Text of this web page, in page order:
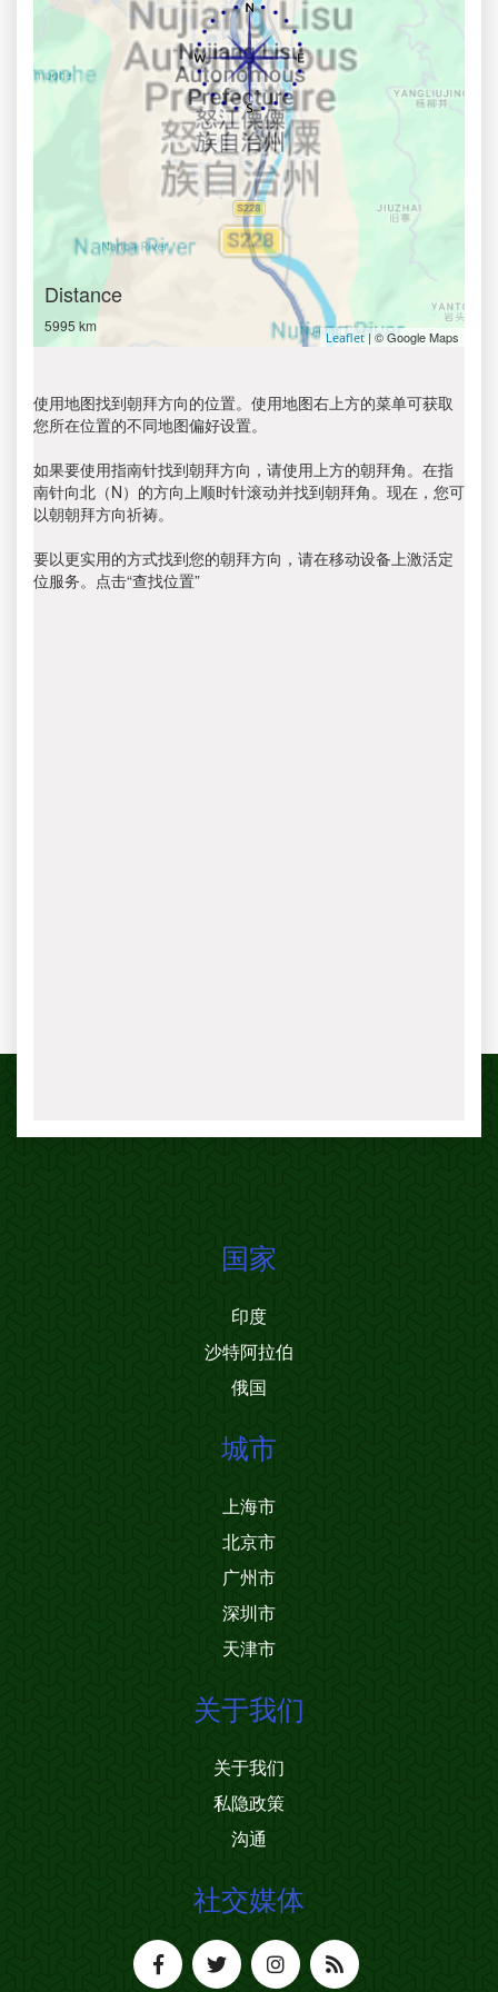
Distance
5995 km
Leaflet| © Google Maps
使用地图找到朝拜方向的位置。使用地图右上方的菜单可获取
您所在位置的不同地图偏好设置。
如果要使用指南针找到朝拜方向，请使用上方的朝拜角。在指
南针向北（N）的方向上顺时针滚动并找到朝拜角。现在，您可
以朝朝拜方向祈祷。
要以更实用的方式找到您的朝拜方向，请在移动设备上激活定
位服务。点击“查找位置”
国家
印度
沙特阿拉伯
俄国
城市
上海市
北京市
广州市
深圳市
天津市
关于我们
关于我们
私隐政策
沟通
社交媒体